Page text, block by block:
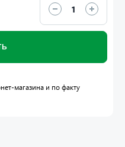
магазина и по факту